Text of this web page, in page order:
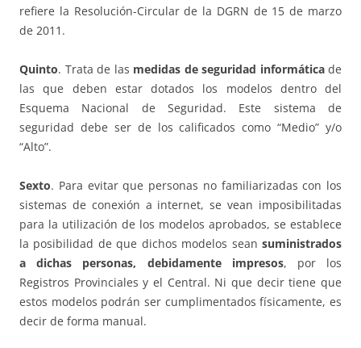
refiere la Resolución-Circular de la DGRN de 15 de marzo
de 2011.
Quinto. Trata de las medidas de seguridad informáticade
las que deben estar dotados los modelos dentro del
Esquema Nacional de Seguridad. Este sistema de
seguridad debe ser de los calificados como “Medio” y/o
“Alto”.
Sexto. Para evitar que personas no familiarizadas con los
sistemas de conexión a internet, se vean imposibilitadas
para la utilización de los modelos aprobados, se establece
la posibilidad de que dichos modelos sean suministrados
a dichas personas, debidamente impresos, por los
Registros Provinciales y el Central. Ni que decir tiene que
estos modelos podrán ser cumplimentados físicamente, es
decir de forma manual.